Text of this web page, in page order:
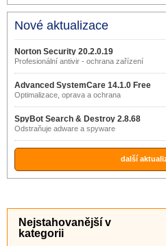
Nové aktualizace
Norton Security 20.2.0.19
Profesionální antivir - ochrana zařízení
Advanced SystemCare 14.1.0 Free
Optimalizace, oprava a ochrana
SpyBot Search & Destroy 2.8.68
Odstraňuje adware a spyware
další
Nejstahovanější v
kategorii